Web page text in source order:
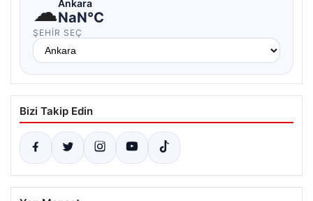
☁Ankara
NaN°C
ŞEHIR SEÇ
Bizi Takip Edin